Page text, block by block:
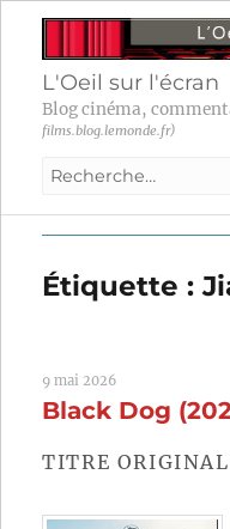
L'Oeil sur l'écran
Blog cinéma,
films.blog.lemonde.fr)
Recherche
:
Étiquette :
9 mai 2026
Black Dog
TITRE